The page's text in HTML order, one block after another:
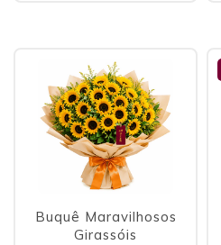
Buquê Maravilhosos
Girassóis